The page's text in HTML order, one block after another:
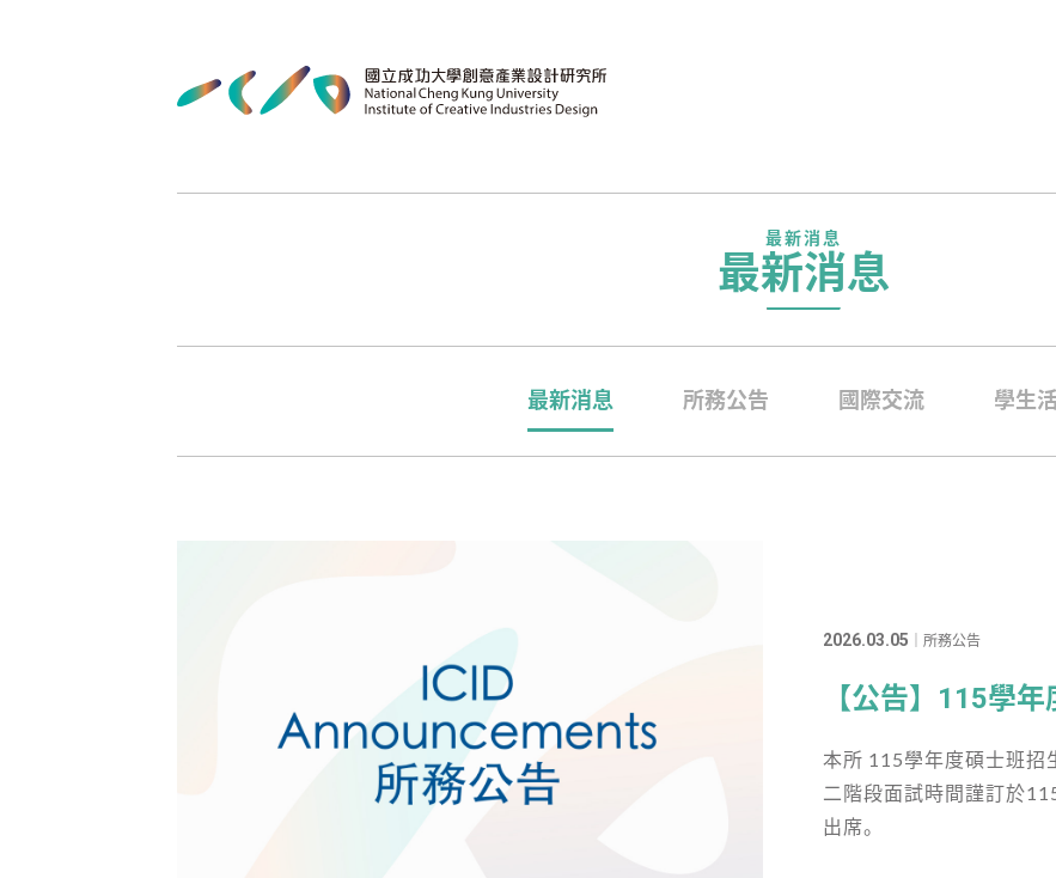
最新消息
最新消息
最新消息 所務公告 國際交流 學生
2026.03.05 ｜所務公告
【公告】115學
本所 115學年度碩士班招
二階段面試時間謹訂於
出席。